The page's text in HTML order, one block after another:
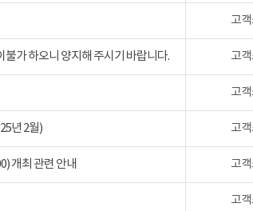
고
가 하오니 양지해 주시기 바랍니다. 고
고
년 2월) 고
개최 관련 안내 고
고